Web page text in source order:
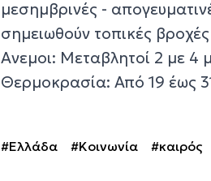
μεσημβρινές -
σημειωθούν τοπικές
Ανεμοι: Μεταβλητοί 2 με 4
Θερμοκρασία: Από 19 έως
#Ελλάδα #Κοινωνία #καιρός